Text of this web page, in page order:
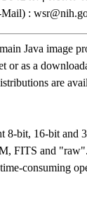
:
Java image
or as a
are
8-bit, 16-bit and
FITS and
consuming